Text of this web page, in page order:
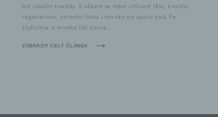
být ideální navždy. S věkem se mění citlivost těla, kvalita
regenerace, vnímání tlaku i nároky na oporu zad. Po
čtyřicítce si mnoho lidí začne…
ZOBRAZIT CELÝ ČLÁNEK